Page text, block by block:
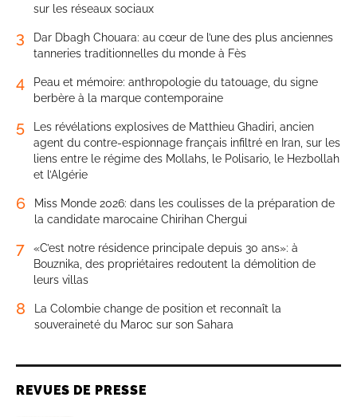
sur les réseaux sociaux
3
Dar Dbagh Chouara: au cœur de l’une des plus anciennes
tanneries traditionnelles du monde à Fès
4
Peau et mémoire: anthropologie du tatouage, du signe
berbère à la marque contemporaine
5
Les révélations explosives de Matthieu Ghadiri, ancien
agent du contre-espionnage français infiltré en Iran, sur les
liens entre le régime des Mollahs, le Polisario, le Hezbollah
et l’Algérie
6
Miss Monde 2026: dans les coulisses de la préparation de
la candidate marocaine Chirihan Chergui
7
«C’est notre résidence principale depuis 30 ans»: à
Bouznika, des propriétaires redoutent la démolition de
leurs villas
8
La Colombie change de position et reconnaît la
souveraineté du Maroc sur son Sahara
REVUES DE PRESSE